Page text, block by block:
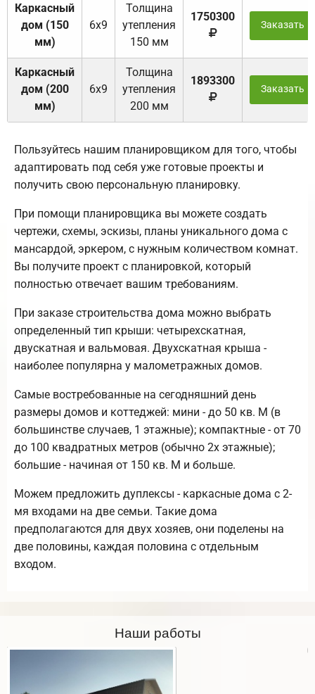
Каркасный
дом (150
мм)
6х9
Толщина
утепления
150 мм
1750300
Заказать
Каркасный
дом (200
мм)
6х9
Толщина
утепления
200 мм
1893300
Заказать
Пользуйтесь нашим планировщиком для того, чтобы
адаптировать под себя уже готовые проекты и
получить свою персональную планировку.
При помощи планировщика вы можете создать
чертежи, схемы, эскизы, планы уникального дома с
мансардой, эркером, с нужным количеством комнат.
Вы получите проект с планировкой, который
полностью отвечает вашим требованиям.
При заказе строительства дома можно выбрать
определенный тип крыши: четырехскатная,
двускатная и вальмовая. Двухскатная крыша -
наиболее популярна у малометражных домов.
Самые востребованные на сегодняшний день
размеры домов и коттеджей: мини - до 50 кв. М (в
большинстве случаев, 1 этажные); компактные - от 70
до 100 квадратных метров (обычно 2х этажные);
большие - начиная от 150 кв. М и больше.
Можем предложить дуплексы - каркасные дома с 2-
мя входами на две семьи. Такие дома
предполагаются для двух хозяев, они поделены на
две половины, каждая половина с отдельным
входом.
Наши работы